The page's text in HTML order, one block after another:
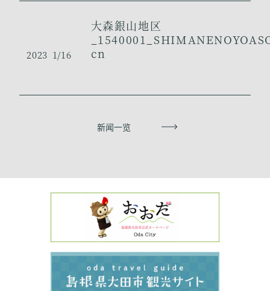
2023 1/16
大森銀山地区
cn
新闻一览